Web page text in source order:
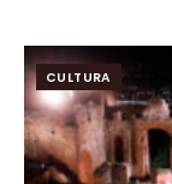
CULTURA